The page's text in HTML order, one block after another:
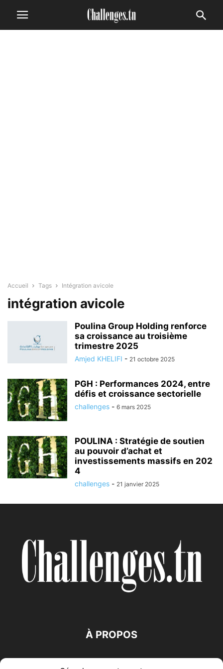
Accueil Tags Intégration avicole
intégration avicole
Poulina Group Holding renforce
sa croissance au troisième
trimestre 2025
Amjed KHELIFI - 21 octobre 2025
PGH : Performances 2024, entre
défis et croissance sectorielle
challenges - 6 mars 2025
POULINA : Stratégie de soutien
au pouvoir d’achat et
investissements massifs en 202
4
challenges - 21 janvier 2025
À PROPOS